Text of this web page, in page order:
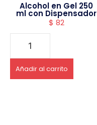
Alcohol en Gel 250
ml con Dispensador
$ 82
Añadir al carrito